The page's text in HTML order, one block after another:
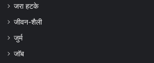
जरा हटके
जीवन-शैली
जुर्म
जॉब